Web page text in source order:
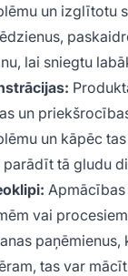
un izglītotu
lai sniegtu
un
un kāpēc
parādīt tā gludu
vai
tas var